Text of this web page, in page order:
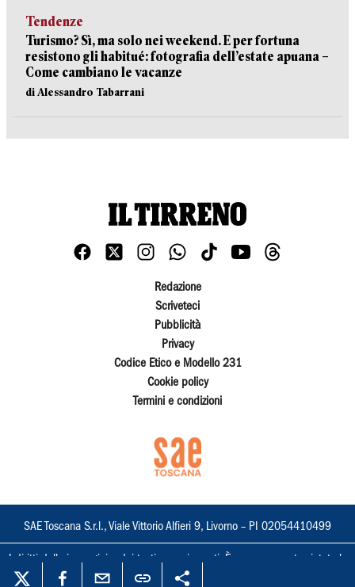
Tendenze
Turismo? Sì, ma solo nei weekend. E per fortuna
resistono gli habitué: fotografia dell’estate apuana –
Come cambiano le vacanze
di Alessandro Tabarrani
Redazione
Scriveteci
Pubblicità
Privacy
Codice Etico e Modello 231
Cookie policy
Termini e condizioni
SAE Toscana S.r.l., Viale Vittorio Alfieri 9, Livorno – PI 02054410499
I diritti delle immagini e dei testi sono riservati. È espressamente vietata la
loro riproduzione con qualsiasi mezzo e l'adattamento totale o parziale.